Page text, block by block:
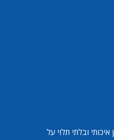
ובלתי תלוי על